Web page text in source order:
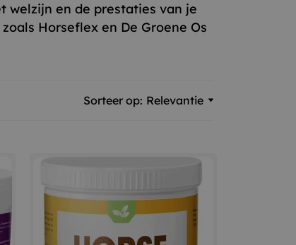
welzijn en de prestaties van je
Horseflex en De Groene Os
Sorteer op: Relevantie